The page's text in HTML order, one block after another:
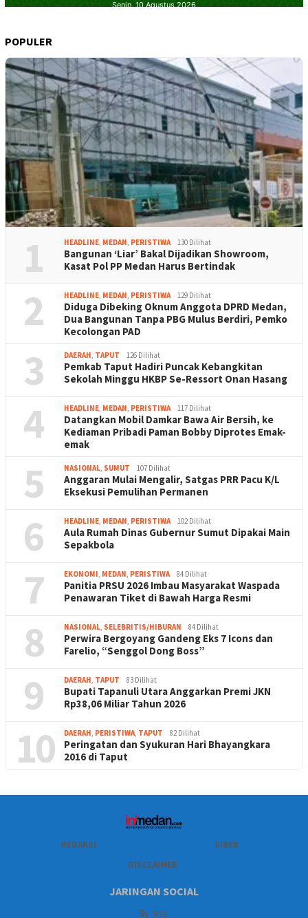
POPULER
1 HEADLINE, MEDAN, PERISTIWA 130 Dilihat
Bangunan ‘Liar’ Bakal Dijadikan Showroom,
Kasat Pol PP Medan Harus Bertindak
2 HEADLINE, MEDAN, PERISTIWA 129 Dilihat
Diduga Dibeking Oknum Anggota DPRD Medan,
Dua Bangunan Tanpa PBG Mulus Berdiri, Pemko
Kecolongan PAD
3 DAERAH, TAPUT 126 Dilihat
Pemkab Taput Hadiri Puncak Kebangkitan
Sekolah Minggu HKBP Se-Ressort Onan Hasang
4 HEADLINE, MEDAN, PERISTIWA 117 Dilihat
Datangkan Mobil Damkar Bawa Air Bersih, ke
Kediaman Pribadi Paman Bobby Diprotes Emak-
emak
5 NASIONAL, SUMUT 107 Dilihat
Anggaran Mulai Mengalir, Satgas PRR Pacu K/L
Eksekusi Pemulihan Permanen
6 HEADLINE, MEDAN, PERISTIWA 102 Dilihat
Aula Rumah Dinas Gubernur Sumut Dipakai Main
Sepakbola
7 EKONOMI, MEDAN, PERISTIWA 84 Dilihat
Panitia PRSU 2026 Imbau Masyarakat Waspada
Penawaran Tiket di Bawah Harga Resmi
8 NASIONAL, SELEBRITIS/HIBURAN 84 Dilihat
Perwira Bergoyang Gandeng Eks 7 Icons dan
Farelio, “Senggol Dong Boss”
9 DAERAH, TAPUT 83 Dilihat
Bupati Tapanuli Utara Anggarkan Premi JKN
Rp38,06 Miliar Tahun 2026
10 DAERAH, PERISTIWA, TAPUT 82 Dilihat
Peringatan dan Syukuran Hari Bhayangkara
2016 di Taput
REDAKSI
SIBER
DISCLAIMER
JARINGAN SOCIAL
RSS